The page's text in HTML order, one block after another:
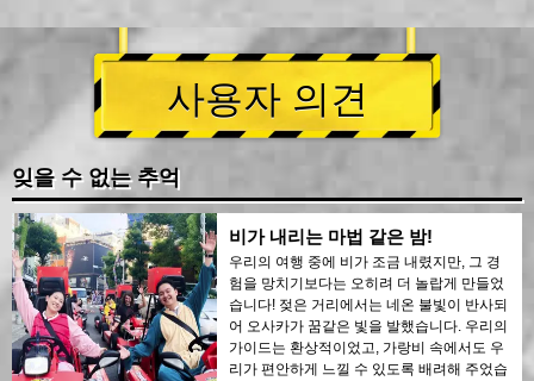
사용자 의견
잊을 수 없는 추억
비가 내리는 마법 같은 밤!
우리의 여행 중에 비가 조금 내렸지만, 그 경
험을 망치기보다는 오히려 더 놀랍게 만들었
습니다! 젖은 거리에서는 네온 불빛이 반사되
어 오사카가 꿈같은 빛을 발했습니다. 우리의
가이드는 환상적이었고, 가랑비 속에서도 우
리가 편안하게 느낄 수 있도록 배려해 주었습